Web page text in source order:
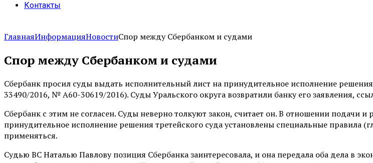
Контакты
ГлавнаяИнформацияНовостиСпор между Сбербанком и судами
Спор между Сбербанком и судами
Сбербанк просил суды выдать исполнительный лист на принудительное исполнение
33490/2016, № А60-30619/2016). Суды Уральского округа возвратили банку его заявления,
Сбербанк с этим не согласен. Суды неверно толкуют закон, считает он. В отношении подачи
принудительное исполнение решения третейского суда установлены специальные правила
применяться.
Судью ВС Наталью Павлову позиция Сбербанка заинтересовала, и она передала оба дела в